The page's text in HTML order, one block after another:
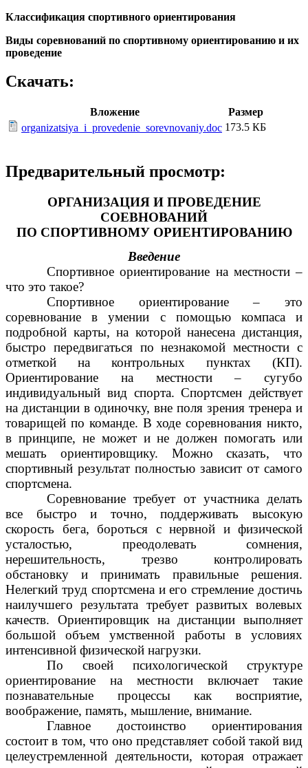
Классификация спортивного ориентирования
Виды соревнований по спортивному ориентированию и их
проведение
Скачать:
Вложение
Размер
organizatsiya_i_provedenie_sorevnovaniy.doc 173.5 КБ
Предварительный просмотр:
ОРГАНИЗАЦИЯ И ПРОВЕДЕНИЕ
СОЕВНОВАНИЙ
ПО СПОРТИВНОМУ ОРИЕНТИРОВАНИЮ
Введение
Спортивное ориентирование на местности –
что это такое?
Спортивное ориентирование – это
соревнование в умении с помощью компаса и
подробной карты, на которой нанесена дистанция,
быстро передвигаться по незнакомой местности с
отметкой на контрольных пунктах (КП).
Ориентирование на местности – сугубо
индивидуальный вид спорта. Спортсмен действует
на дистанции в одиночку, вне поля зрения тренера и
товарищей по команде. В ходе соревнования никто,
в принципе, не может и не должен помогать или
мешать ориентировщику. Можно сказать, что
спортивный результат полностью зависит от самого
спортсмена.
Соревнование требует от участника делать
все быстро и точно, поддерживать высокую
скорость бега, бороться с нервной и физической
усталостью, преодолевать сомнения,
нерешительность, трезво контролировать
обстановку и принимать правильные решения.
Нелегкий труд спортсмена и его стремление достичь
наилучшего результата требует развитых волевых
качеств. Ориентировщик на дистанции выполняет
большой объем умственной работы в условиях
интенсивной физической нагрузки.
По своей психологической структуре
ориентирование на местности включает такие
познавательные процессы как восприятие,
воображение, память, мышление, внимание.
Главное достоинство ориентирования
состоит в том, что оно представляет собой такой вид
целеустремленной деятельности, которая отражает